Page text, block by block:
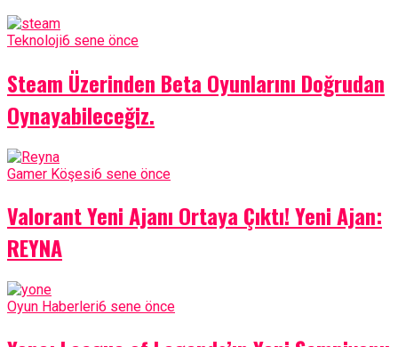
Teknoloji6 sene önce
Steam Üzerinden Beta Oyunlarını Doğrudan
Oynayabileceğiz.
Gamer Köşesi6 sene önce
Valorant Yeni Ajanı Ortaya Çıktı! Yeni Ajan:
REYNA
Oyun Haberleri6 sene önce